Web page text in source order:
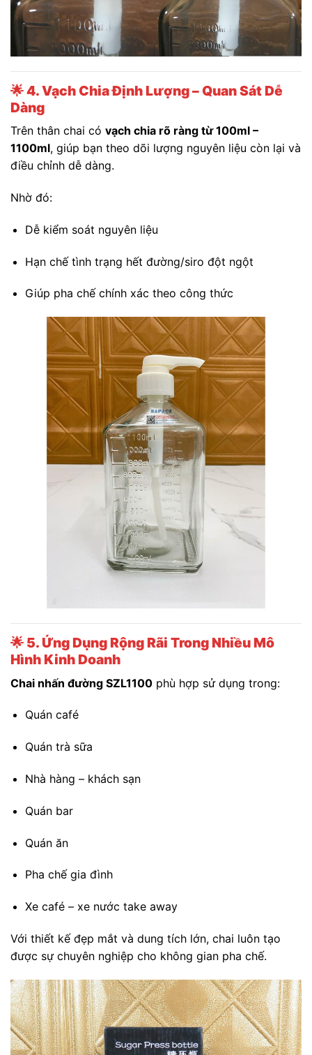
🌟4. Vạch Chia Định Lượng – Quan Sát Dễ
Dàng
Trên thân chai có vạch chia rõ ràng từ 100ml –
1100ml, giúp bạn theo dõi lượng nguyên liệu còn lại và
điều chỉnh dễ dàng.
Nhờ đó:
Dễ kiểm soát nguyên liệu
Hạn chế tình trạng hết đường/siro đột ngột
Giúp pha chế chính xác theo công thức
🌟 5. Ứng Dụng Rộng Rãi Trong Nhiều Mô
Hình Kinh Doanh
Chai nhấn đường SZL1100 phù hợp sử dụng trong:
Quán café
Quán trà sữa
Nhà hàng – khách sạn
Quán bar
Quán ăn
Pha chế gia đình
Xe café – xe nước take away
Với thiết kế đẹp mắt và dung tích lớn, chai luôn tạo
được sự chuyên nghiệp cho không gian pha chế.